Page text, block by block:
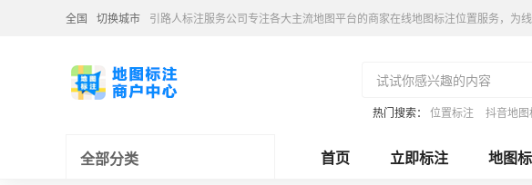
全国 切换城市 引路人标注服务公司专注各大主流地图平台的商家在线地图标注位置服务，为
热门搜索： 位置标注 抖音地图
全部分类 首页 立即标注 地图